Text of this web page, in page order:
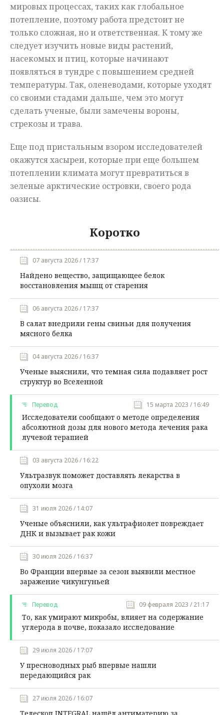
мировых процессах, таких как глобальное
потепление, поэтому работа предстоит не
только сложная, но и ответственная. К тому же
следует изучить новые виды растений,
насекомых и птиц, которые начинают
появляться в тундре с повышением средней
температуры. Так, оленеводами, которые уходят
со своими стадами дальше, чем это могут
сделать ученые, были замечены вороны,
стрекозы и трава.
Еще под пристальным взором исследователей
окажутся хасыреи, которые при еще большем
потеплении климата могут превратиться в
зеленые арктические островки, своего рода
оазисы.
Коротко
07 августа 2026 / 17:37
Найдено вещество, защищающее белок
восстановления мышц от старения
06 августа 2026 / 17:37
В салат внедрили гены свиньи для получения
мясного белка
04 августа 2026 / 16:37
Ученые выяснили, что темная сила подавляет рост
структур во Вселенной
Перевод 15 марта 2023 / 16:49
Исследователи сообщают о методе определения
абсолютной дозы для нового метода лечения рака
лучевой терапией
03 августа 2026 / 16:22
Ультразвук поможет доставлять лекарства в
опухоли мозга
31 июля 2026 / 14:07
Ученые объяснили, как ультрафиолет повреждает
ДНК и вызывает рак кожи
30 июля 2026 / 16:37
Во Франции впервые за сезон выявили местное
заражение чикунгуньей
Перевод 09 февраля 2023 / 21:17
То, как умирают микробы, влияет на содержание
углерода в почве, показало исследование
29 июля 2026 / 17:07
У пресноводных рыб впервые нашли
передающийся рак
27 июля 2026 / 16:07